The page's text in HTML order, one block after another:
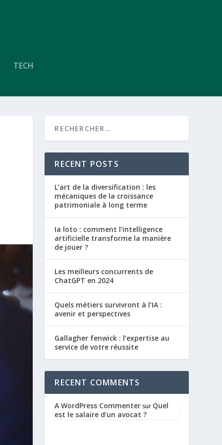
TECH
RECENT POSTS
L’art de la diversification : les
mécaniques de la croissance
patrimoniale à long terme
Ia loto : comment l’intelligence
artificielle transforme la manière
de jouer ?
Les meilleurs concurrents de
ChatGPT en 2024
Quels métiers survivront à l’IA :
avenir et perspectives
Gallagher fenwick : l’expertise au
service de votre réussite
RECENT COMMENTS
A WordPress Commenter sur Quel
est le salaire d’un avocat ?